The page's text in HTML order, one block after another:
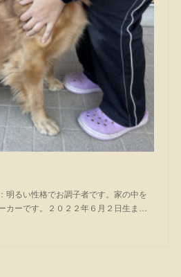
明るい性格でお調子者です。家の中を
カーです。２０２２年６月２日生ま…